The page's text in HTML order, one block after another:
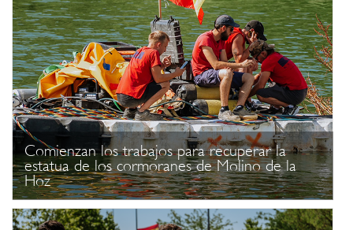
Comienzan los trabajos para recuperar la
estatua de los cormoranes de Molino de la
Hoz